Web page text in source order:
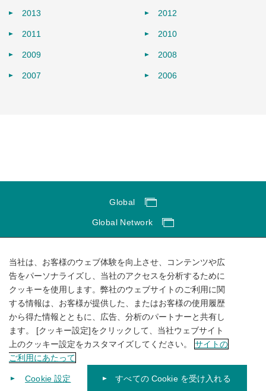
2013 2012
2011 2010
2009 2008
2007 2006
Global
Global Network
ソーシャルメディアポリシー
個人情報保護方針
サイトマップ
当社は、お客様のウェブ体験を向上させ、コンテンツや広
告をパーソナライズし、当社のアクセスを分析するために
クッキーを使用します。弊社のウェブサイトのご利用に関
する情報は、お客様が提供した、またはお客様の使用履歴
から得た情報とともに、広告、分析のパートナーと共有し
ます。 [クッキー設定]をクリックして、当社ウェブサイト
上のクッキー設定をカスタマイズしてください。
サイトの
ご利用にあたって
Cookie 設定 すべての Cookie を受け入れる